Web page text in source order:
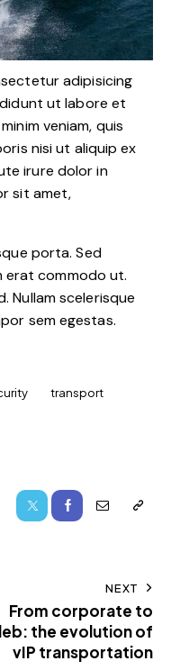
adipisicing
ut labore et
veniam, quis
nisi ut aliquip ex
irure dolor in
sit amet,
porta. Sed
erat commodo ut.
Nullam scelerisque
sem egestas.
transport
NEXT
From corporate to
the evolution of
vIP transportation